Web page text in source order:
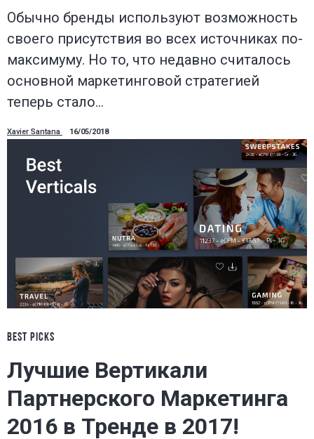
Обычно бренды используют возможность
своего присутствия во всех источниках по-
максимуму. Но то, что недавно считалось
основной маркетинговой стратегией
теперь стало…
Xavier Santana 16/05/2018
BEST PICKS
Лучшие Вертикали
Партнерского Маркетинга
2016 в Тренде в 2017!